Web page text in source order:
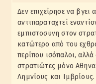
Δεν επιχείρησε να βγει
αντιπαραταχτεί
εμπιστοσύνη στον
κατώτερο από του
περίπου ισόπαλοι, αλλά
στρατιώτες μόνο
Λημνίους και